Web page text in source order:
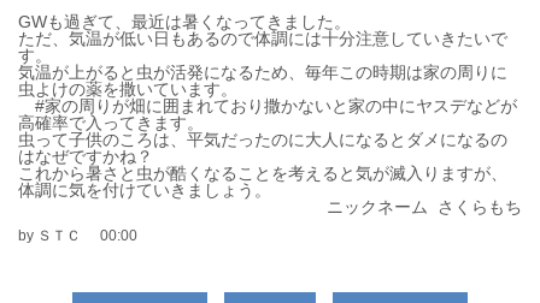
採用情報
ブログ
採用TOP
GWも過ぎて、最近は暑くなってきました。
ただ、気温が低い日もあるので体調には十分注意していきたいで
す。
気温が上がると虫が活発になるため、毎年この時期は家の周りに
虫よけの薬を撒いています。
#家の周りが畑に囲まれており撒かないと家の中にヤスデなどが
高確率で入ってきます。
虫って子供のころは、平気だったのに大人になるとダメになるの
はなぜですかね？
これから暑さと虫が酷くなることを考えると気が滅入りますが、
体調に気を付けていきましょう。
ニックネーム さくらもち
by ＳＴＣ 00:00